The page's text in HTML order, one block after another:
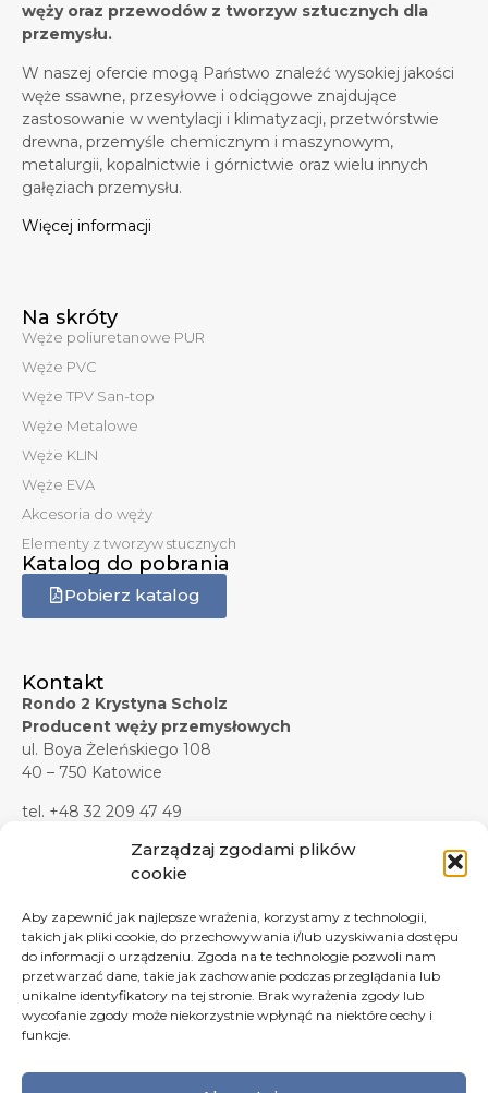
Zarządzaj zgodami plików
cookie
Aby zapewnić jak najlepsze wrażenia, korzystamy z technologii,
takich jak pliki cookie, do przechowywania i/lub uzyskiwania dostępu
do informacji o urządzeniu. Zgoda na te technologie pozwoli nam
przetwarzać dane, takie jak zachowanie podczas przeglądania lub
unikalne identyfikatory na tej stronie. Brak wyrażenia zgody lub
wycofanie zgody może niekorzystnie wpłynąć na niektóre cechy i
funkcje.
węży oraz przewodów z tworzyw sztucznych dla
przemysłu.
W naszej ofercie mogą Państwo znaleźć wysokiej jakości
węże ssawne, przesyłowe i odciągowe znajdujące
zastosowanie w wentylacji i klimatyzacji, przetwórstwie
drewna, przemyśle chemicznym i maszynowym,
metalurgii, kopalnictwie i górnictwie oraz wielu innych
gałęziach przemysłu.
Więcej informacji
Na skróty
Węże poliuretanowe PUR
Węże PVC
Węże TPV San-top
Węże Metalowe
Węże KLIN
Węże EVA
Akcesoria do węży
Elementy z tworzyw stucznych
Katalog do pobrania
Pobierz katalog
Kontakt
Rondo 2 Krystyna Scholz
Producent węży przemysłowych
ul. Boya Żeleńskiego 108
40 – 750 Katowice
tel. +48 32 209 47 49
tel. kom. +48 607 619 281
tel./faks +48 32 209 47 37
e-mail:biuro@rondo2.pl
e-mail:zapytania@rondo2.pl
Formularz kontaktowy